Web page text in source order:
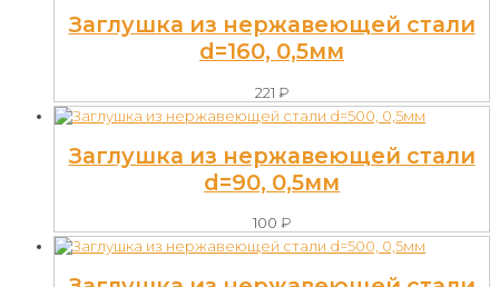
Заглушка из нержавеющей стали
d=160, 0,5мм
221 ₽
Заглушка из нержавеющей стали
d=90, 0,5мм
100 ₽